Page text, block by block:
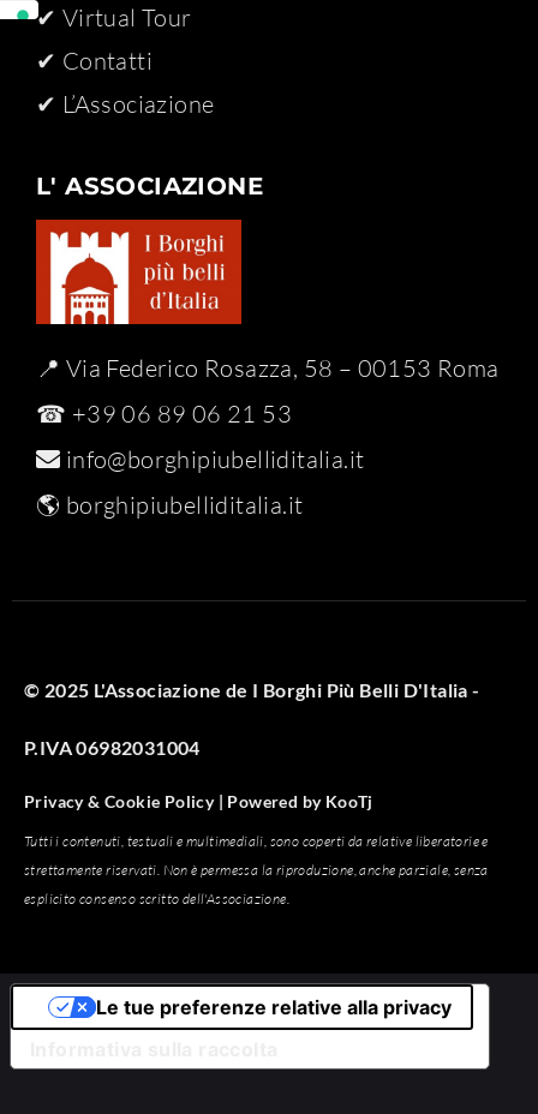
✔ Virtual Tour
✔ Contatti
✔ L’Associazione
L' ASSOCIAZIONE
📍 Via Federico Rosazza, 58 – 00153 Roma
☎ +39 06 89 06 21 53
info@borghipiubelliditalia.it
🌎 borghipiubelliditalia.it
© 2025 L'Associazione de I Borghi Più Belli D'Italia -
P.IVA 06982031004
Privacy & Cookie Policy | Powered byKooTj
Tutti i contenuti, testuali e multimediali, sono coperti da relative liberatorie e
strettamente riservati. Non è permessa la riproduzione, anche parziale, senza
esplicito consenso scritto dell'Associazione.
Le tue preferenze relative alla privacy